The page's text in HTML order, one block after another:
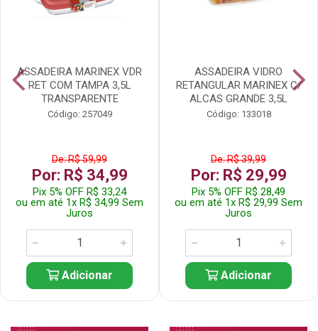
ASSADEIRA MARINEX VDR
RET COM TAMPA 3,5L
TRANSPARENTE
Código: 257049
De: R$ 59,99
Por: R$ 34,99
Pix 5% OFF R$ 33,24
ou em até 1x R$ 34,99 Sem
Juros
Adicionar
ASSADEIRA VIDRO
RETANGULAR MARINEX C/
ALCAS GRANDE 3,5L
Código: 133018
De: R$ 39,99
Por: R$ 29,99
Pix 5% OFF R$ 28,49
ou em até 1x R$ 29,99 Sem
Juros
Adicionar